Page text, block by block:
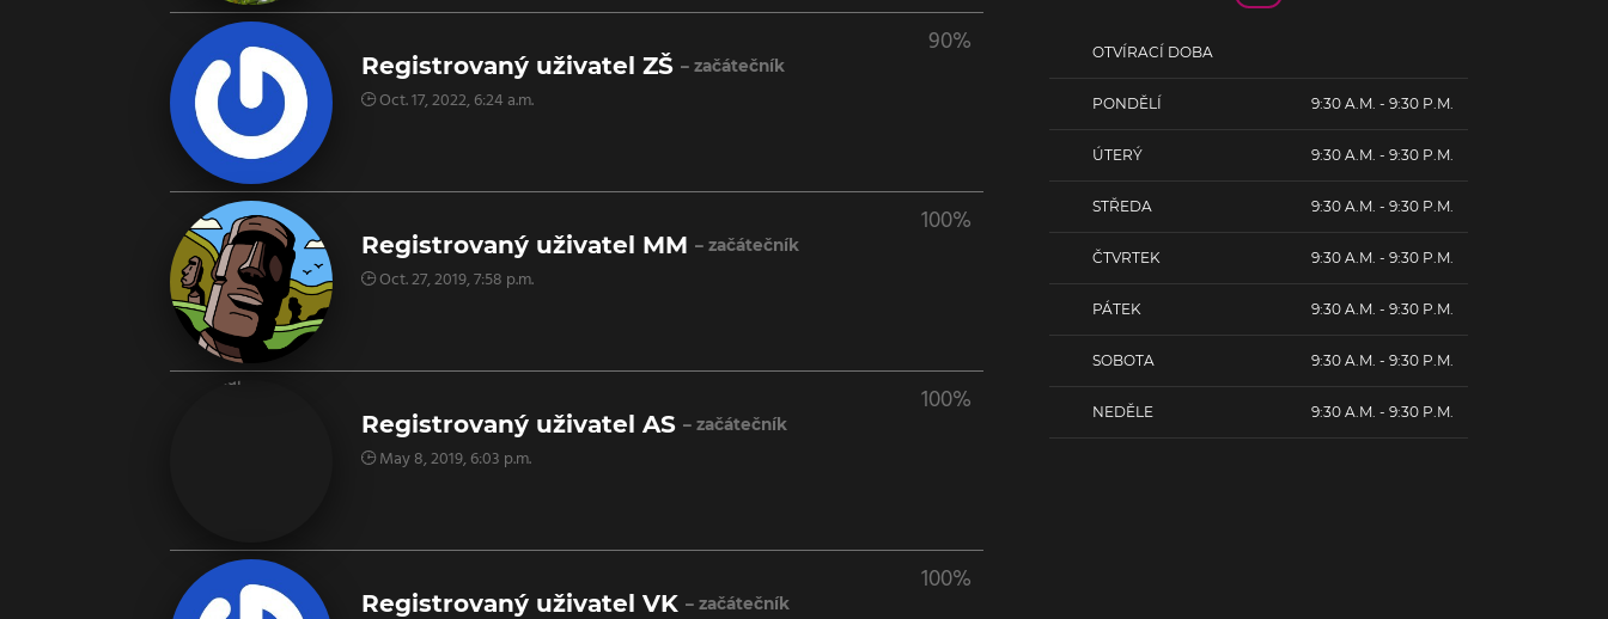
90%
Registrovaný uživatel ZŠ – začátečník
Oct. 17, 2022, 6:24 a.m.
100%
Registrovaný uživatel MM – začátečník
Oct. 27, 2019, 7:58 p.m.
100%
Registrovaný uživatel AS – začátečník
May 8, 2019, 6:03 p.m.
100%
Registrovaný uživatel VK – začátečník
OTVÍRACÍ DOBA
PONDĚLÍ 9:30 A.M. - 9:30 P.M.
ÚTERÝ 9:30 A.M. - 9:30 P.M.
STŘEDA 9:30 A.M. - 9:30 P.M.
ČTVRTEK 9:30 A.M. - 9:30 P.M.
PÁTEK 9:30 A.M. - 9:30 P.M.
SOBOTA 9:30 A.M. - 9:30 P.M.
NEDĚLE 9:30 A.M. - 9:30 P.M.